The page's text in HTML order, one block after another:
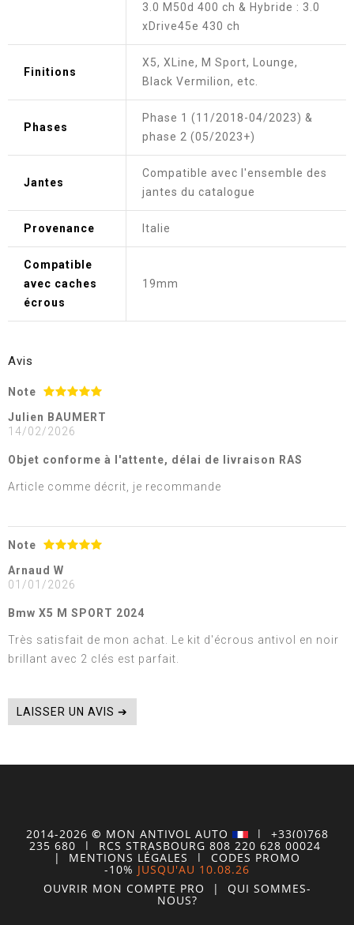
3.0 M50d 400 ch & Hybride : 3.0
xDrive45e 430 ch
Finitions
X5, XLine, M Sport, Lounge,
Black Vermilion, etc.
Phases
Phase 1 (11/2018-04/2023) &
phase 2 (05/2023+)
Jantes
Compatible avec l'ensemble des
jantes du catalogue
Provenance Italie
Compatible
avec caches
écrous
19mm
Avis
Note
Julien BAUMERT
14/02/2026
Objet conforme à l'attente, délai de livraison RAS
Article comme décrit, je recommande
Note
Arnaud W
01/01/2026
Bmw X5 M SPORT 2024
Très satisfait de mon achat. Le kit d'écrous antivol en noir
brillant avec 2 clés est parfait.
LAISSER UN AVIS ➔
2014-2026 © MON ANTIVOL AUTO | +33(0)768
235 680 | RCS STRASBOURG 808 220 628 00024
| MENTIONS LÉGALES | CODES PROMO
-10% JUSQU'AU 10.08.26
OUVRIR MON COMPTE PRO | QUI SOMMES-
NOUS?